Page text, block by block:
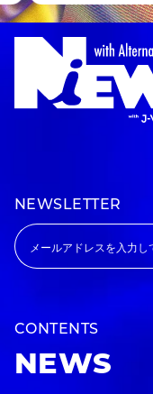
NEWSLETTER
CONTENTS
NEWS